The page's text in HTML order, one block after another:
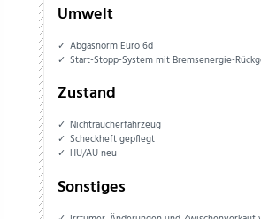
Umwelt
Abgasnorm Euro 6d
Start-Stopp-System mit Bremsenergie-
Zustand
Nichtraucherfahrzeug
Scheckheft gepflegt
HU/AU neu
Sonstiges